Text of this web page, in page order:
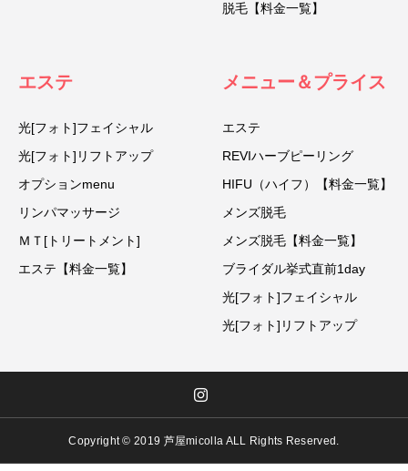
脱毛【料金一覧】
エステ
光[フォト]フェイシャル
光[フォト]リフトアップ
オプションmenu
リンパマッサージ
ＭＴ[トリートメント]
エステ【料金一覧】
メニュー＆プライス
エステ
REVIハーブピーリング
HIFU（ハイフ）【料金一覧】
メンズ脱毛
メンズ脱毛【料金一覧】
ブライダル挙式直前1day
光[フォト]フェイシャル
光[フォト]リフトアップ
Copyright © 2019 芦屋micolla ALL Rights Reserved.